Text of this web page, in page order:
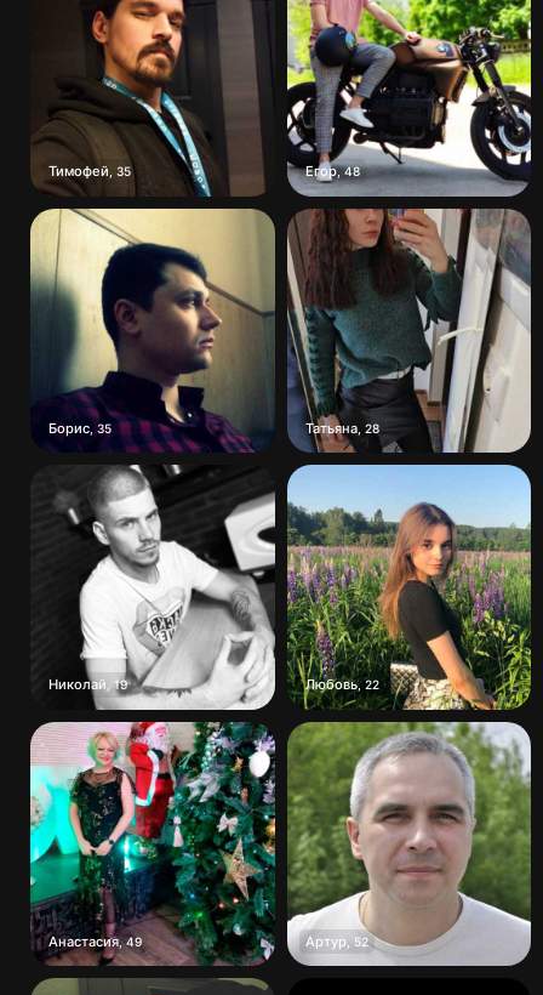
Тимофей 35 Егор,48
Борис 35 Татьяна, 28
Николай 19 Любовь,22
Анастасия,49 Артур 52